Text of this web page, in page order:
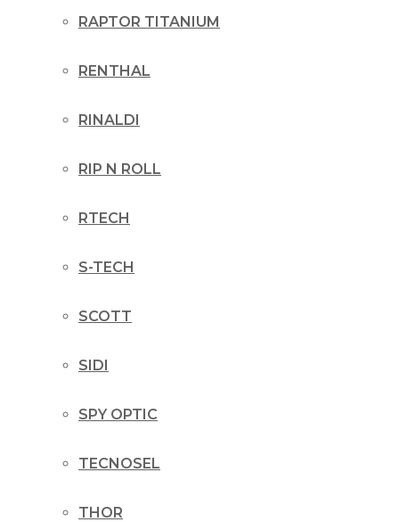
RAPTOR TITANIUM
RENTHAL
RINALDI
RIP N ROLL
RTECH
S-TECH
SCOTT
SIDI
SPY OPTIC
TECNOSEL
THOR